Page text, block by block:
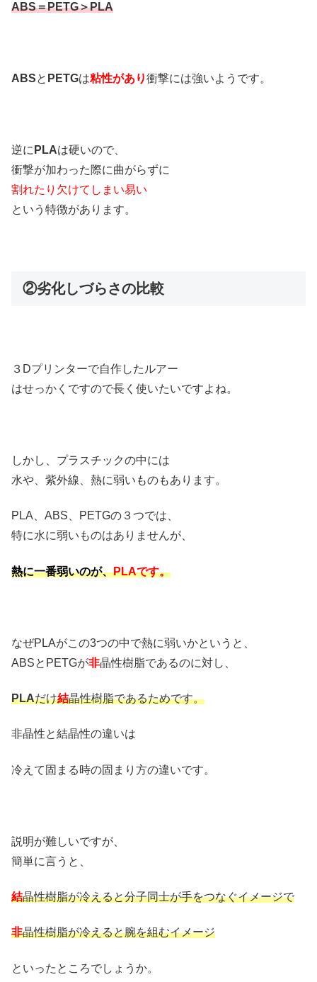
ABS＝PETG＞PLA
ABSと PETGは粘性があり衝撃には強いようです。
逆に PLAは硬いので、
衝撃が加わった際に曲がらずに
割れたり欠けてしまい易い
という特徴があります。
②劣化しづらさの比較
３Dプリンターで自作したルアー
はせっかくですので長く使いたいですよね。
しかし、プラスチックの中には
水や、紫外線、熱に弱いものもあります。
PLA、ABS、PETGの３つでは、
特に水に弱いものはありませんが、
熱に一番弱いのが、PLAです。
なぜPLAがこの3つの中で熱に弱いかというと、
ABSとPETGが非晶性樹脂であるのに対し、
PLAだけ結晶性樹脂であるためです。
非晶性と結晶性の違いは
冷えて固まる時の固まり方の違いです。
説明が難しいですが、
簡単に言うと、
結晶性樹脂が冷えると分子同士が手をつなぐイメージで
非晶性樹脂が冷えると腕を組むイメージ
といったところでしょうか。